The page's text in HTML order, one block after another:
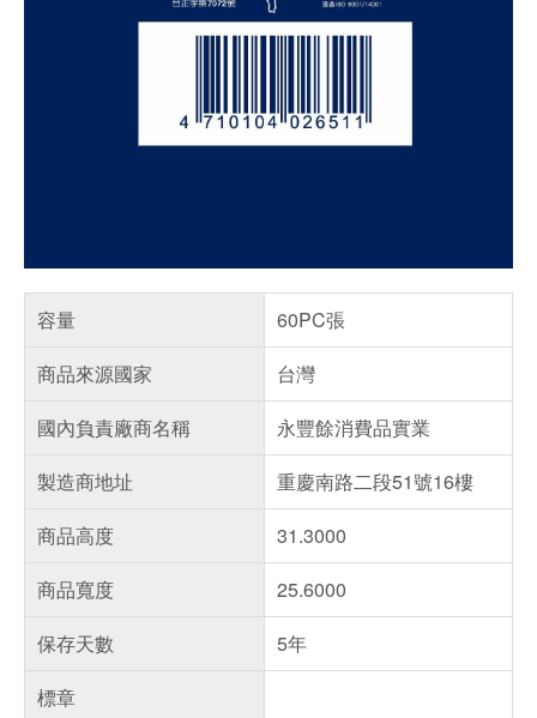
容量
60PC張
商品來源國家
台灣
國內負責廠商名稱
永豐餘消費品實業
製造商地址
重慶南路二段51號16樓
商品高度
31.3000
商品寬度
25.6000
保存天數
5年
標章